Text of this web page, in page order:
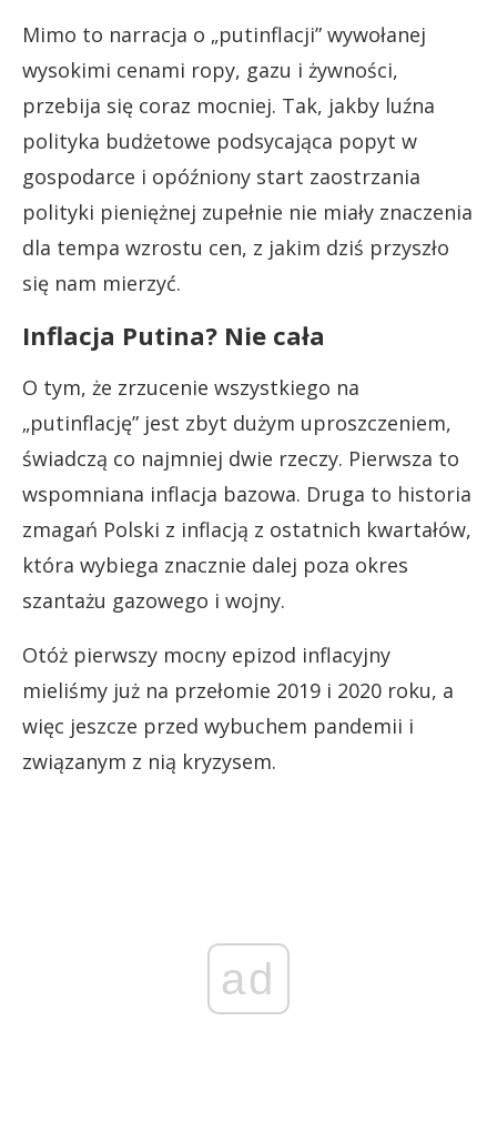
Mimo to narracja o „putinflacji” wywołanej
wysokimi cenami ropy, gazu i żywności,
przebija się coraz mocniej. Tak, jakby luźna
polityka budżetowe podsycająca popyt w
gospodarce i opóźniony start zaostrzania
polityki pieniężnej zupełnie nie miały znaczenia
dla tempa wzrostu cen, z jakim dziś przyszło
się nam mierzyć.
Inflacja Putina? Nie cała
O tym, że zrzucenie wszystkiego na
„putinflację” jest zbyt dużym uproszczeniem,
świadczą co najmniej dwie rzeczy. Pierwsza to
wspomniana inflacja bazowa. Druga to historia
zmagań Polski z inflacją z ostatnich kwartałów,
która wybiega znacznie dalej poza okres
szantażu gazowego i wojny.
Otóż pierwszy mocny epizod inflacyjny
mieliśmy już na przełomie 2019 i 2020 roku, a
więc jeszcze przed wybuchem pandemii i
związanym z nią kryzysem.
ad